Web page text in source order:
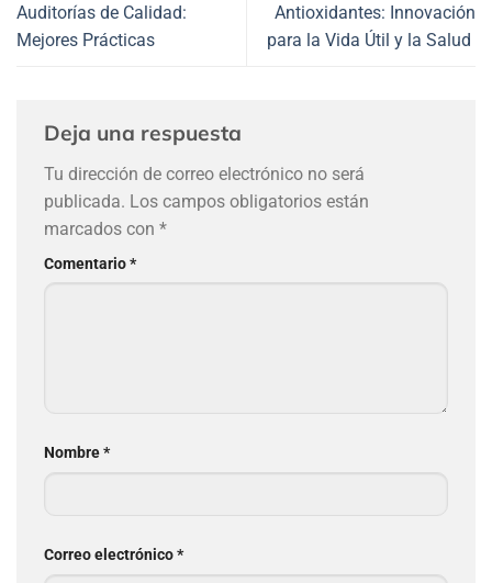
Auditorías de Calidad:
Mejores Prácticas
Antioxidantes: Innovación
para la Vida Útil y la Salud
Deja una respuesta
Tu dirección de correo electrónico no será
publicada. Los campos obligatorios están
marcados con *
Comentario*
Nombre*
Correo electrónico*